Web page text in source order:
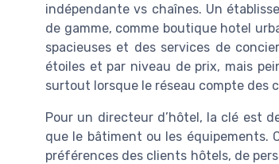
indépendante vs chaînes. Un
de gamme, comme boutique hotel
spacieuses et des services de
étoiles et par niveau de prix, mais
surtout lorsque le réseau compte des
Pour un directeur d’hôtel, la clé est
que le bâtiment ou les équipements.
préférences des clients hôtels, de